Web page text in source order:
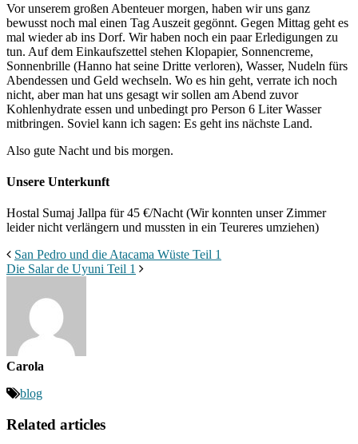
Vor unserem großen Abenteuer morgen, haben wir uns ganz
bewusst noch mal einen Tag Auszeit gegönnt. Gegen Mittag geht es
mal wieder ab ins Dorf. Wir haben noch ein paar Erledigungen zu
tun. Auf dem Einkaufszettel stehen Klopapier, Sonnencreme,
Sonnenbrille (Hanno hat seine Dritte verloren), Wasser, Nudeln fürs
Abendessen und Geld wechseln. Wo es hin geht, verrate ich noch
nicht, aber man hat uns gesagt wir sollen am Abend zuvor
Kohlenhydrate essen und unbedingt pro Person 6 Liter Wasser
mitbringen. Soviel kann ich sagen: Es geht ins nächste Land.
Also gute Nacht und bis morgen.
Unsere Unterkunft
Hostal Sumaj Jallpa für 45 €/Nacht (Wir konnten unser Zimmer
leider nicht verlängern und mussten in ein Teureres umziehen)
San Pedro und die Atacama Wüste Teil 1
Die Salar de Uyuni Teil 1
Carola
blog
Related articles